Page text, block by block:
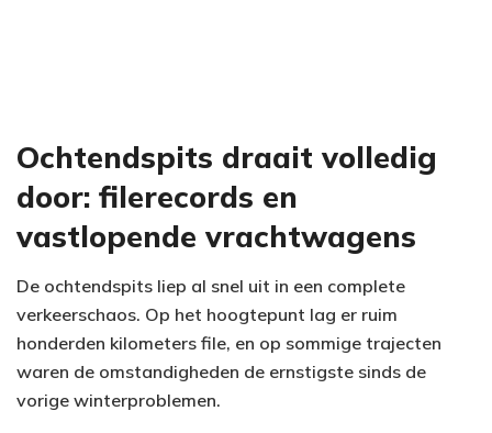
Ochtendspits draait volledig
door: filerecords en
vastlopende vrachtwagens
De ochtendspits liep al snel uit in een complete
verkeerschaos. Op het hoogtepunt lag er ruim
honderden kilometers file, en op sommige trajecten
waren de omstandigheden de ernstigste sinds de
vorige winterproblemen.